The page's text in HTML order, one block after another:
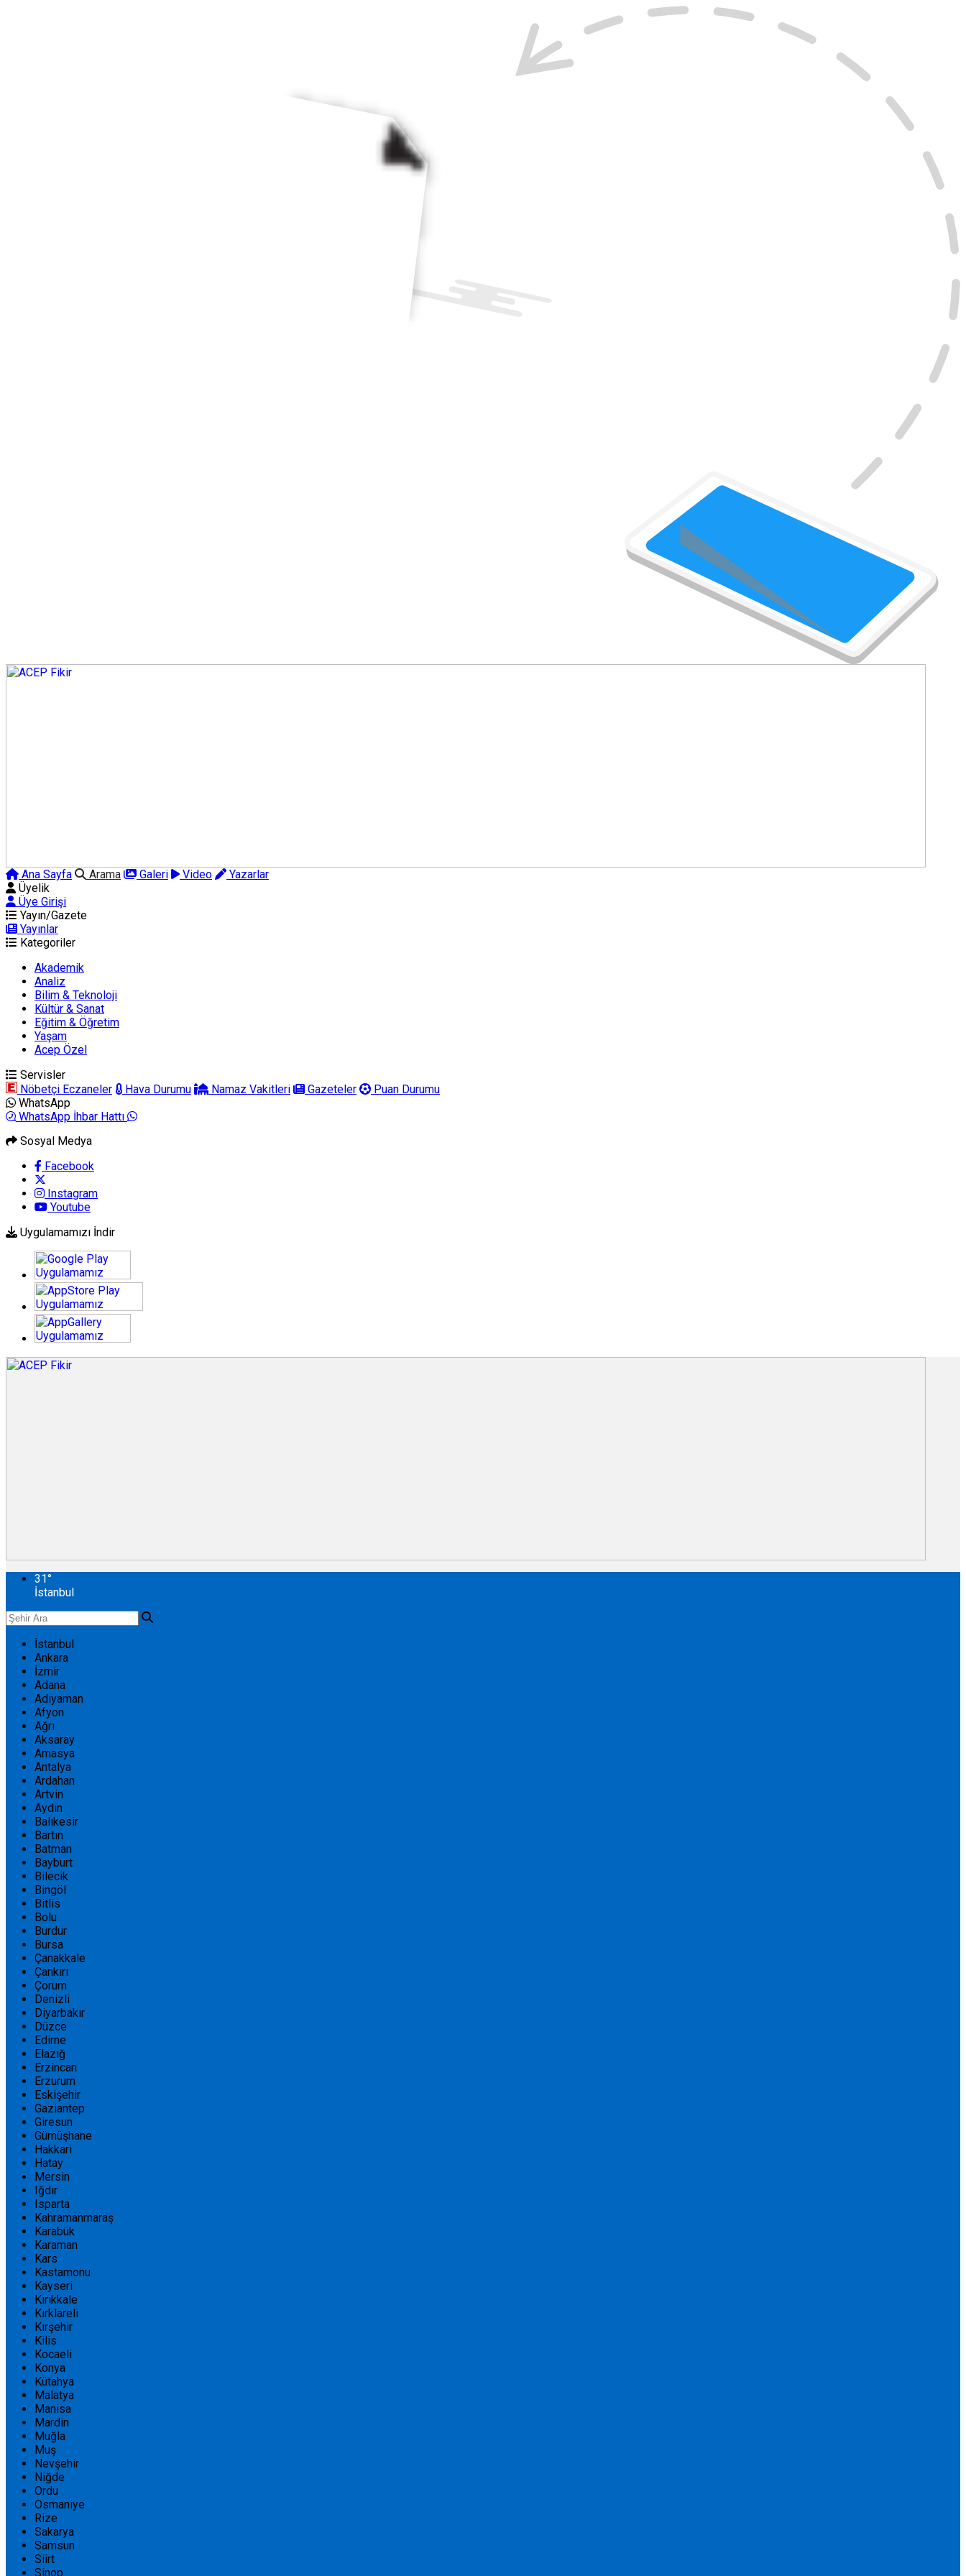
Ana Sayfa Arama Galeri Video
Yazarlar
Üyelik
Üye Girişi
Yayın/Gazete
Yayınlar
Kategoriler
Akademik
Analiz
Bilim & Teknoloji
Kültür & Sanat
Eğitim & Öğretim
Yaşam
Acep Özel
Servisler
Nöbetçi Eczaneler
Hava Durumu Namaz Vakitleri Gazeteler
Puan Durumu
WhatsApp
WhatsApp İhbar Hattı
Sosyal Medya
Facebook
Instagram
Youtube
Uygulamamızı İndir
31°
İstanbul
İstanbul
Ankara
İzmir
Adana
Adıyaman
Afyon
Ağrı
Aksaray
Amasya
Antalya
Ardahan
Artvin
Aydın
Balıkesir
Bartın
Batman
Bayburt
Bilecik
Bingöl
Bitlis
Bolu
Burdur
Bursa
Çanakkale
Çankırı
Çorum
Denizli
Diyarbakır
Düzce
Edirne
Elazığ
Erzincan
Erzurum
Eskişehir
Gaziantep
Giresun
Gümüşhane
Hakkari
Hatay
Mersin
Iğdır
Isparta
Kahramanmaraş
Karabük
Karaman
Kars
Kastamonu
Kayseri
Kırıkkale
Kırklareli
Kırşehir
Kilis
Kocaeli
Konya
Kütahya
Malatya
Manisa
Mardin
Muğla
Muş
Nevşehir
Niğde
Ordu
Osmaniye
Rize
Sakarya
Samsun
Siirt
Sinop